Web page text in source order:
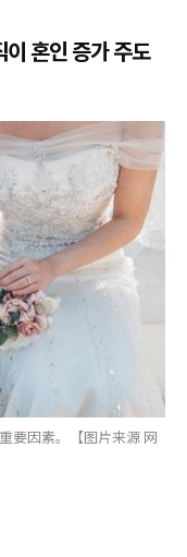
혼인 증가 주도
要因素。【图片来源 网